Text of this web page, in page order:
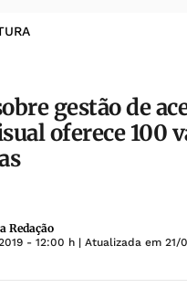
gestão de
oferece 100
Redação
- 12:00 h | Atualizada em 21/